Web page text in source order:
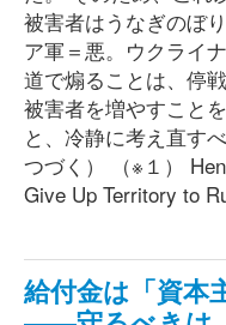
被害者はうなぎのぼ
ア軍＝悪。ウクライ
道で煽ることは、停
被害者を増やすこと
と、冷静に考え直す
つづく） （※１）
Give Up Territory to
給付金は「資本